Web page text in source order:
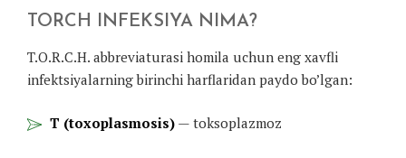
TORCH INFEKSIYA NIMA?
T.O.R.C.H. abbreviaturasi homila uchun eng xavfli
infektsiyalarning birinchi harflaridan paydo bo’lgan:
T (toxoplasmosis) — toksoplazmoz